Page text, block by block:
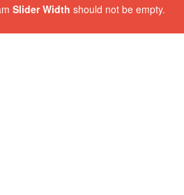
Slider Width should not be empty.